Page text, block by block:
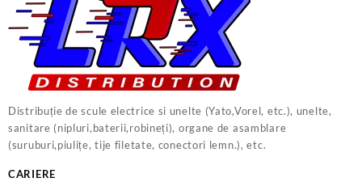
Distribuție de scule electrice si unelte (Yato,Vorel, etc.), unelte,
sanitare (nipluri,baterii,robineți), organe de asamblare
(suruburi,piulițe, tije filetate, conectori lemn.), etc.
CARIERE